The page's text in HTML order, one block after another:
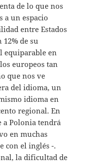
de lo que nos
a un espacio
entre Estados
de su
equiparable en
europeos tan
que nos ve
del idioma, un
idioma en
regional. En
a Polonia tendrá
en muchas
con el inglés -.
la dificultad de